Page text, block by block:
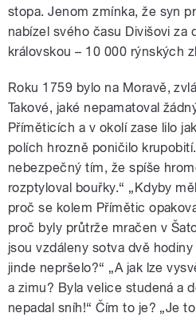
stopa. Jenom zmínka, že syn
nabízel svého času Divišovi za
královskou – 10 000 rýnských
Roku 1759 bylo na Moravě,
Takové, jaké nepamatoval
Příměticích a v okolí zase lilo
polích hrozně poničilo
nebezpečný tím, že spíše
rozptyloval bouřky.“ „Kdyby
proč se kolem Přímětic
proč byly průtrže mračen v
jsou vzdáleny sotva dvě
jinde nepršelo?“ „A jak lze
a zimu? Byla velice studená a
nepadal sníh!“ Čím to je? „Je